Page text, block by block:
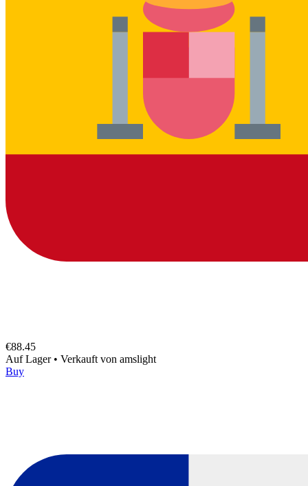
€88.45
Auf Lager • Verkauft von amslight
Buy